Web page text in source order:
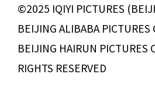
©2025 IQIYI PICTURES
BEIJING ALIBABA PICTURES
BEIJING HAIRUN PICTURES
RIGHTS RESERVED